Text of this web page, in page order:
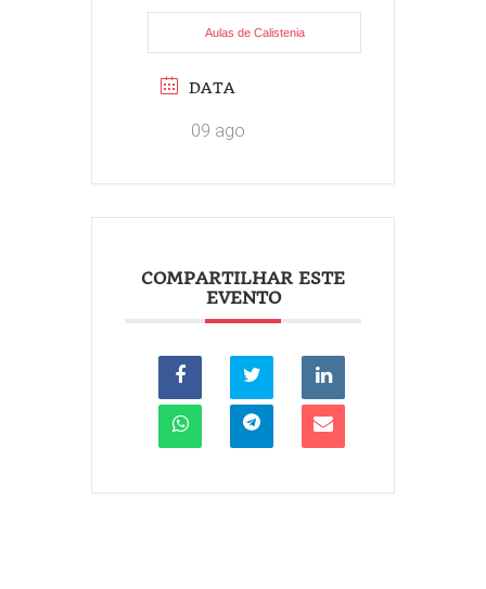
Aulas de Calistenia
DATA
09 ago
COMPARTILHAR ESTE
EVENTO